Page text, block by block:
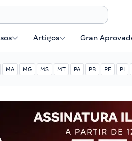
Artigos Gran
MA MG MS MT PA PB PE PI